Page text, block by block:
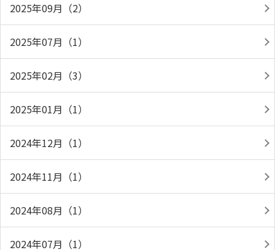
2025年09月（2）
2025年07月（1）
2025年02月（3）
2025年01月（1）
2024年12月（1）
2024年11月（1）
2024年08月（1）
2024年07月（1）